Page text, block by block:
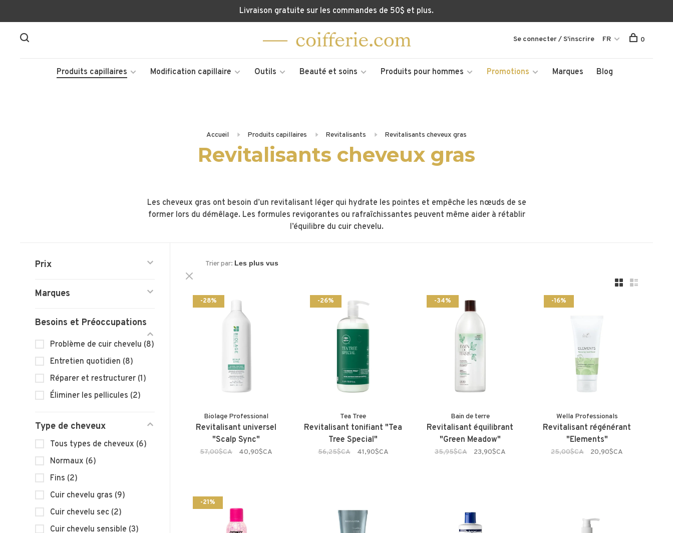
Livraison gratuite sur les commandes de 50$ et plus.
Produits capillaires Modification capillaire Outils Beauté et soins Produits pour hommes Promotions Marques Blog
Se connecter / S'inscrire FR 0
Accueil Produits capillaires Revitalisants Revitalisants cheveux gras
Revitalisants cheveux gras
Les cheveux gras ont besoin d’un revitalisant léger qui hydrate les pointes et empêche les nœuds de se
former lors du démêlage. Les formules revigorantes ou rafraîchissantes peuvent même aider à rétablir
l’équilibre du cuir chevelu.
Prix
Marques
Besoins et Préoccupations
Problème de cuir chevelu (8)
Entretien quotidien (8)
Réparer et restructurer (1)
Éliminer les pellicules (2)
Type de cheveux
Tous types de cheveux (6)
Normaux (6)
Fins (2)
Cuir chevelu gras (9)
Cuir chevelu sec (2)
Cuir chevelu sensible (3)
Trier par:
-28%
Biolage Professional
Revitalisant universel
"Scalp Sync"
57,00$CA 40,90$CA
-26%
Tea Tree
Revitalisant tonifiant "Tea
Tree Special"
56,25$CA 41,90$CA
-34%
Bain de terre
Revitalisant équilibrant
"Green Meadow"
35,95$CA 23,90$CA
-16%
Wella Professionals
Revitalisant régénérant
"Elements"
25,00$CA 20,90$CA
-21%